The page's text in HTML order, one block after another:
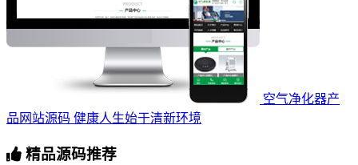
空气净化器产
品网站源码 健康人生始于清新环境
精品源码推荐